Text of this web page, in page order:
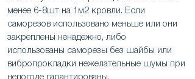
менее 6-8шт на 1м2 кровли. Если
саморезов использовано меньше или они
закреплены ненадежно, либо
использованы саморезы без шайбы или
вибропрокладки нежелательные шумы при
непогоде гарантированы.